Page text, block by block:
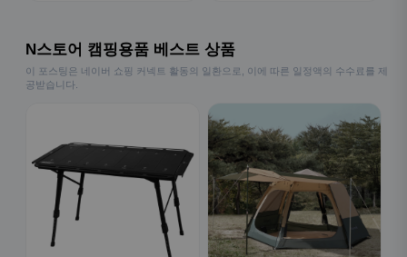
N스토어 캠핑용품 베스트 상품
이 포스팅은 네이버 쇼핑 커넥트 활동의 일환으로, 이에 따른 일정액의 수수료를 제
공받습니다.